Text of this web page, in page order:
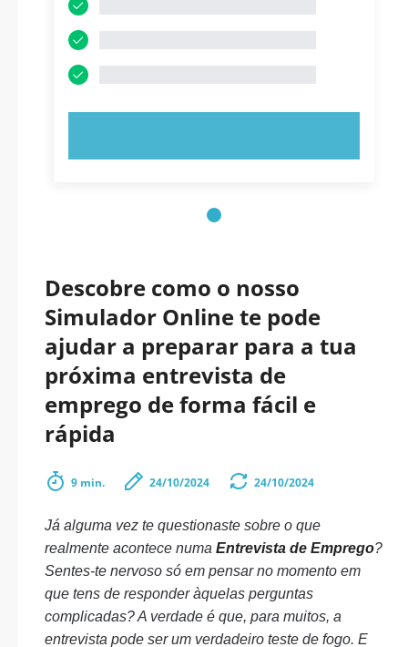
Descobre como o nosso
Simulador Online te pode
ajudar a preparar para a tua
próxima entrevista de
emprego de forma fácil e
rápida
9 min. 24/10/2024 24/10/2024
Já alguma vez te questionaste sobre o que
realmente acontece numa Entrevista de Emprego?
Sentes-te nervoso só em pensar no momento em
que tens de responder àquelas perguntas
complicadas? A verdade é que, para muitos, a
entrevista pode ser um verdadeiro teste de fogo. E